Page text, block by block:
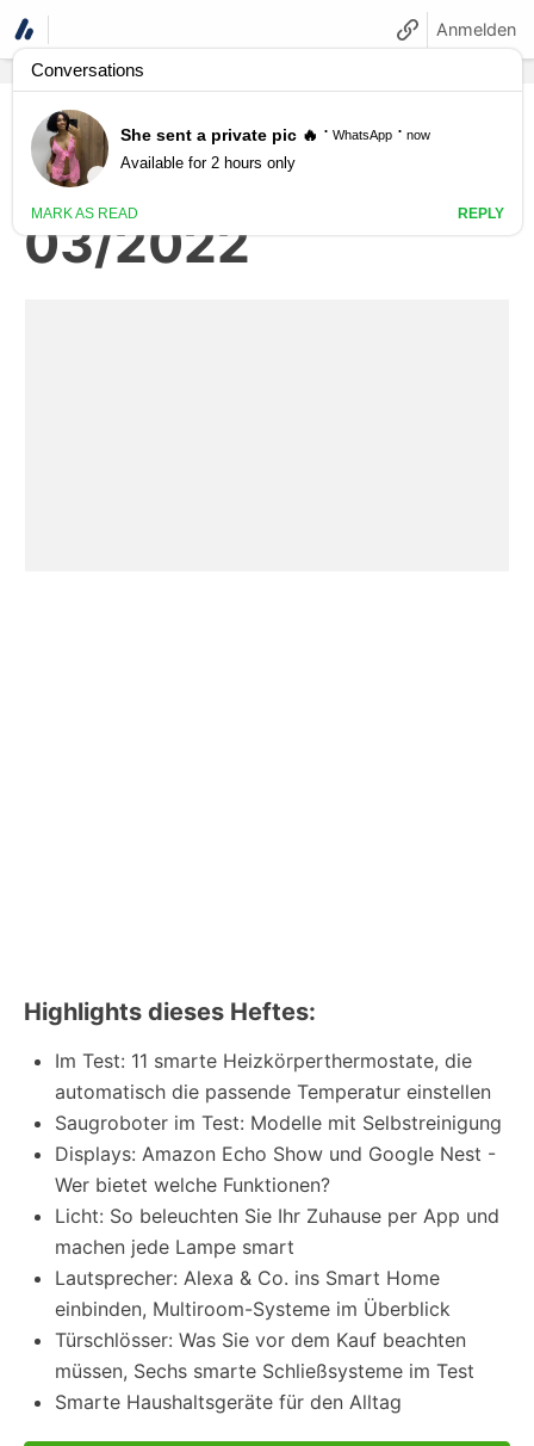
Anmelden
heise online
Sonderheft
03/2022
Highlights dieses Heftes:
Im Test: 11 smarte Heizkörperthermostate, die
automatisch die passende Temperatur einstellen
Saugroboter im Test: Modelle mit Selbstreinigung
Displays: Amazon Echo Show und Google Nest -
Wer bietet welche Funktionen?
Licht: So beleuchten Sie Ihr Zuhause per App und
machen jede Lampe smart
Lautsprecher: Alexa & Co. ins Smart Home
einbinden, Multiroom-Systeme im Überblick
Türschlösser: Was Sie vor dem Kauf beachten
müssen, Sechs smarte Schließsysteme im Test
Smarte Haushaltsgeräte für den Alltag